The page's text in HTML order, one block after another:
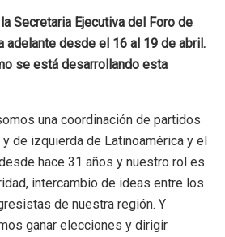
Secretaria Ejecutiva del Foro de
adelante desde el 16 al 19 de abril.
se está desarrollando esta
una coordinación de partidos
de izquierda de Latinoamérica y el
hace 31 años y nuestro rol es
intercambio de ideas entre los
de nuestra región. Y
ganar elecciones y dirigir